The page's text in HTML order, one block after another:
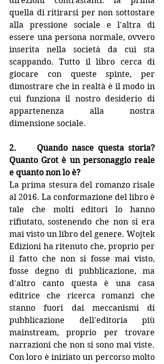
quella di ritirarsi per non sottostare
alla pressione sociale e l'altra di
essere una persona normale, ovvero
inserita nella società da cui sta
scappando. Tutto il libro cerca di
giocare con queste spinte, per
dimostrare che in realtà è il modo in
cui funziona il nostro desiderio di
appartenenza alla nostra
dimensione sociale.
2.     Quando nasce questa storia?
Quanto Grot è un personaggio reale
e quanto non lo è?
La prima stesura del romanzo risale
al 2016. La conformazione del libro è
tale che molti editori lo hanno
rifiutato, sostenendo che non si era
mai visto un libro del genere. Wojtek
Edizioni ha ritenuto che, proprio per
il fatto che non si fosse mai visto,
fosse degno di pubblicazione, ma
d'altro canto questa è una casa
editrice che ricerca romanzi che
stanno fuori dai meccanismi di
pubblicazione dell'editoria più
mainstream, proprio per trovare
narrazioni che non si sono mai viste.
Con loro è iniziato un percorso molto